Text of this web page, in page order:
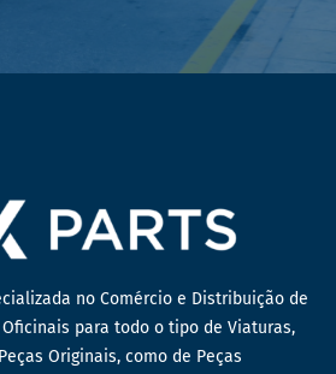
no Comércio e Distribuição de
para todo o tipo de Viaturas,
Originais, como de Peças